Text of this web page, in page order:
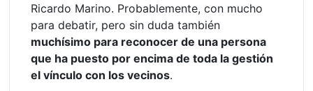
Ricardo Marino. Probablemente, con mucho
para debatir, pero sin duda también
muchísimo para reconocer de una persona
que ha puesto por encima de toda la gestión
el vínculo con los vecinos.